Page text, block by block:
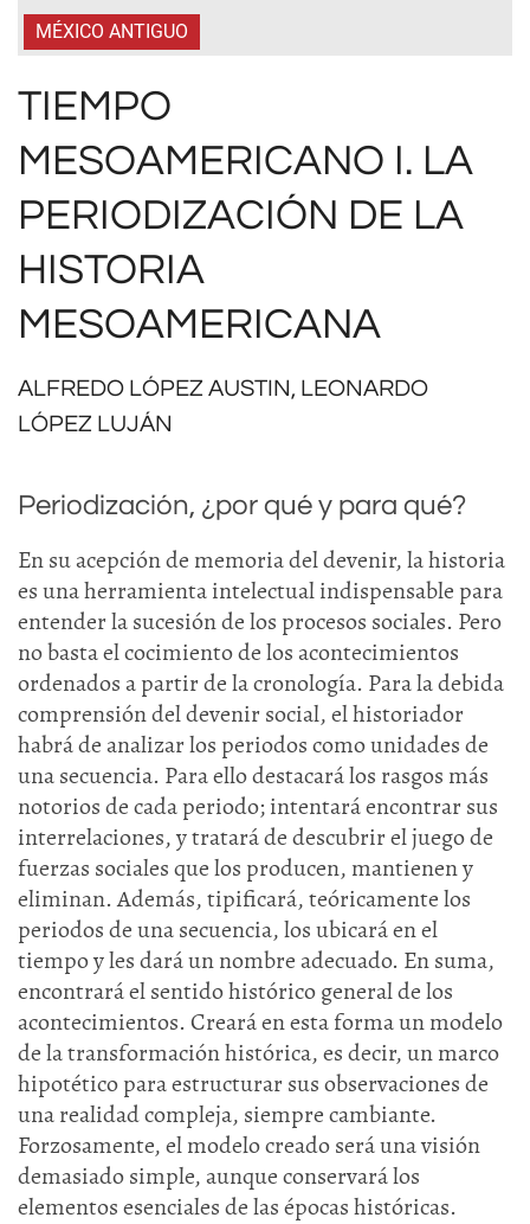
MÉXICO ANTIGUO
TIEMPO
MESOAMERICANO I. LA
PERIODIZACIÓN DE LA
HISTORIA
MESOAMERICANA
ALFREDO LÓPEZ AUSTIN, LEONARDO
LÓPEZ LUJÁN
Periodización, ¿por qué y para qué?
En su acepción de memoria del devenir, la historia
es una herramienta intelectual indispensable para
entender la sucesión de los procesos sociales. Pero
no basta el cocimiento de los acontecimientos
ordenados a partir de la cronología. Para la debida
comprensión del devenir social, el historiador
habrá de analizar los periodos como unidades de
una secuencia. Para ello destacará los rasgos más
notorios de cada periodo; intentará encontrar sus
interrelaciones, y tratará de descubrir el juego de
fuerzas sociales que los producen, mantienen y
eliminan. Además, tipificará, teóricamente los
periodos de una secuencia, los ubicará en el
tiempo y les dará un nombre adecuado. En suma,
encontrará el sentido histórico general de los
acontecimientos. Creará en esta forma un modelo
de la transformación histórica, es decir, un marco
hipotético para estructurar sus observaciones de
una realidad compleja, siempre cambiante.
Forzosamente, el modelo creado será una visión
demasiado simple, aunque conservará los
elementos esenciales de las épocas históricas.